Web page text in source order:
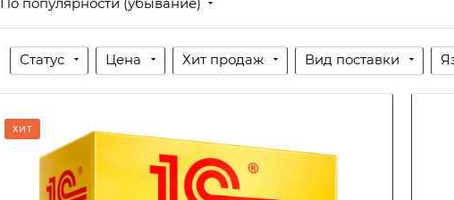
По популярности (убывание)
Статус Цена Хит продаж Вид поставки
ХИТ